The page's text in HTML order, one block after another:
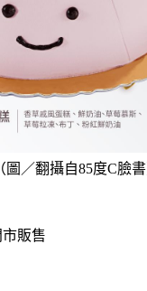
圖／翻攝自85度C臉
販售